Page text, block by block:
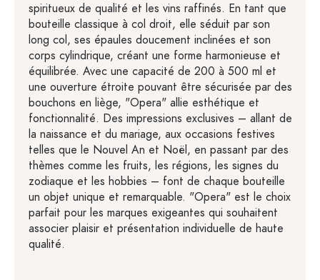
spiritueux de qualité et les vins raffinés. En tant que
bouteille classique à col droit, elle séduit par son
long col, ses épaules doucement inclinées et son
corps cylindrique, créant une forme harmonieuse et
équilibrée. Avec une capacité de 200 à 500 ml et
une ouverture étroite pouvant être sécurisée par des
bouchons en liège, "Opera" allie esthétique et
fonctionnalité. Des impressions exclusives – allant de
la naissance et du mariage, aux occasions festives
telles que le Nouvel An et Noël, en passant par des
thèmes comme les fruits, les régions, les signes du
zodiaque et les hobbies – font de chaque bouteille
un objet unique et remarquable. "Opera" est le choix
parfait pour les marques exigeantes qui souhaitent
associer plaisir et présentation individuelle de haute
qualité.